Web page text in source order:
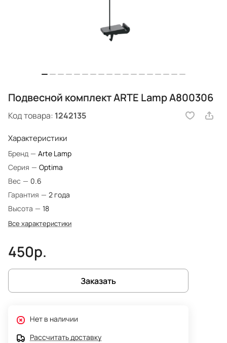
Подвесной комплект ARTE Lamp A800306
Код товара: 1242135
Характеристики
Бренд — Arte Lamp
Серия — Optima
Вес — 0.6
Гарантия — 2 года
Высота — 18
Все характеристики
450р.
Заказать
Нет в наличии
Рассчитать доставку